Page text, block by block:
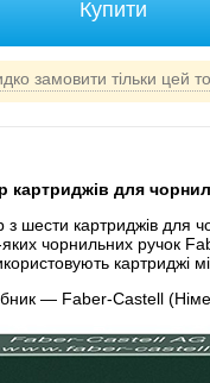
замовити тільки цей
картриджів для
з шести картриджів для
чорнильних ручок
картриджі
— Faber-Castell